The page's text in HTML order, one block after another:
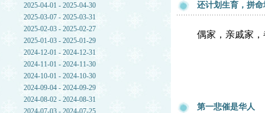
2025-04-01 - 2025-04-30
2025-03-07 - 2025-03-31
2025-02-03 - 2025-02-27
2025-01-03 - 2025-01-29
2024-12-01 - 2024-12-31
2024-11-01 - 2024-11-30
2024-10-01 - 2024-10-30
2024-09-04 - 2024-09-29
2024-08-02 - 2024-08-31
2024-07-03 - 2024-07-25
还计划生育，拼
偶家，亲戚家
第一悲催是华人